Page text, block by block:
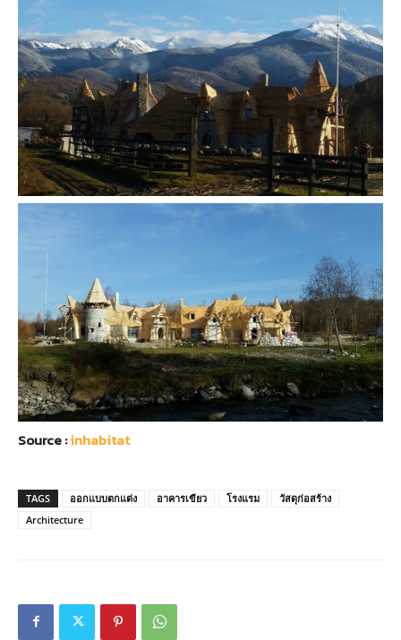
Source :inhabitat
TAGS ออกแบบตกแต่ง อาคารเขียว โรงแรม
วัสดุก่อสร้าง
Architecture